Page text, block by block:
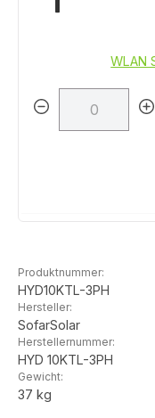
WLAN
Produktnummer:
HYD10KTL-3PH
Hersteller:
SofarSolar
Herstellernummer:
HYD 10KTL-3PH
Gewicht:
37 kg